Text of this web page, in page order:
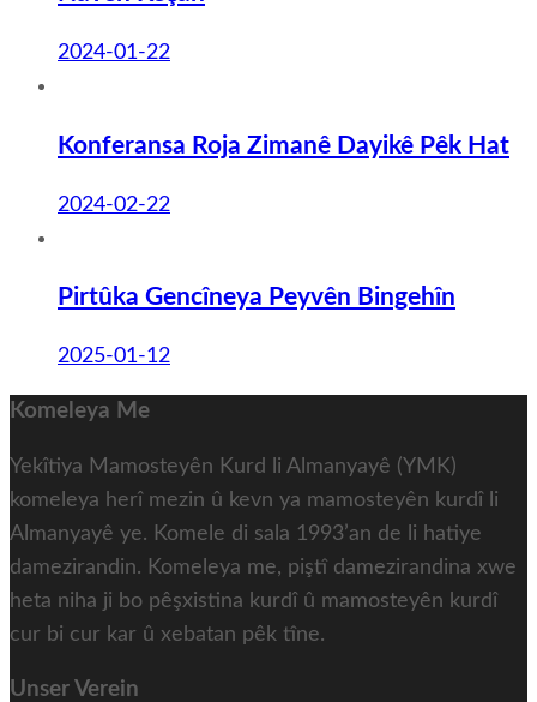
2024-01-22
Konferansa Roja Zimanê Dayikê Pêk Hat
2024-02-22
Pirtûka Gencîneya Peyvên Bingehîn
2025-01-12
Komeleya Me
Yekîtiya Mamosteyên Kurd li Almanyayê (YMK)
komeleya herî mezin û kevn ya mamosteyên kurdî li
Almanyayê ye. Komele di sala 1993’an de li hatiye
damezirandin. Komeleya me, piştî damezirandina xwe
heta niha ji bo pêşxistina kurdî û mamosteyên kurdî
cur bi cur kar û xebatan pêk tîne.
Unser Verein